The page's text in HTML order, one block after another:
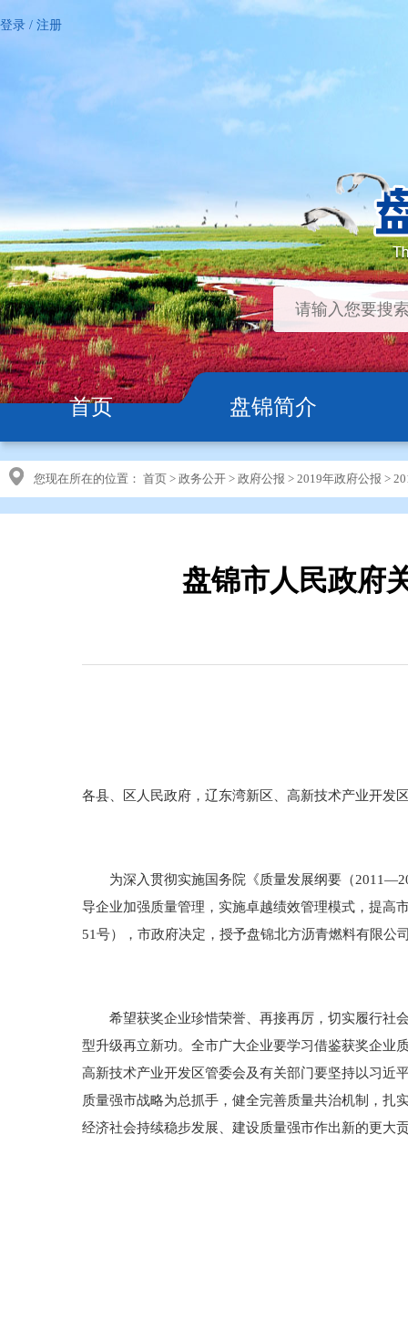
登录 / 注册
首页 盘锦简介
您现在所在的位置： 首页 > 政务公开 > 政府公报 > 2019年政府公报 >
盘锦市人民政府
各县、区人民政府，辽东湾新区、高新技术产业开发
为深入贯彻实施国务院《质量发展纲要（
导企业加强质量管理，实施卓越绩效管理模式，提高
51号），市政府决定，授予盘锦北方沥青燃料有限公
希望获奖企业珍惜荣誉、再接再厉，切实履行社会
型升级再立新功。全市广大企业要学习借鉴获奖企业
高新技术产业开发区管委会及有关部门要坚持以习近
质量强市战略为总抓手，健全完善质量共治机制，扎
经济社会持续稳步发展、建设质量强市作出新的更大